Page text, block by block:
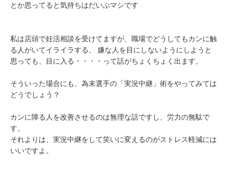
とか思ってると気持ちはだいぶマシです
私は店頭で妊活相談を受けてますが、職場でどうしてもカンに触
る人がいてイライラする、 嫌な人を目にしないようにしようと
思っても、目に入る・・・・って話がちょくちょく出ます。
そういった場合にも、為末選手の「実況中継」術をやってみては
どうでしょう？
カンに障る人を改善させるのは無理な話ですし、労力の無駄で
す。
それよりは、実況中継をして笑いに変えるのがストレス軽減には
いいですよ。